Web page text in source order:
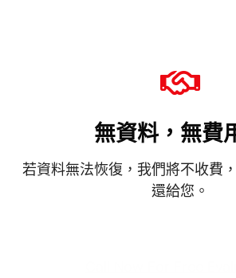
無資料，無費
若資料無法恢復，我們將不收費
還給您。